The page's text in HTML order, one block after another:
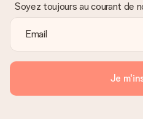
Soyez toujours au courant de
Je